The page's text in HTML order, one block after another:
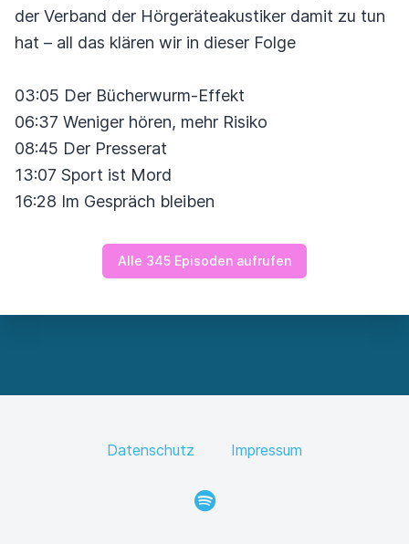
der Verband der Hörgeräteakustiker damit zu tun
hat – all das klären wir in dieser Folge
03:05 Der Bücherwurm-Effekt
06:37 Weniger hören, mehr Risiko
08:45 Der Presserat
13:07 Sport ist Mord
16:28 Im Gespräch bleiben
Alle 345 Episoden aufrufen
Datenschutz Impressum
Spotify